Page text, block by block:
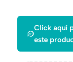
Click aquí
este